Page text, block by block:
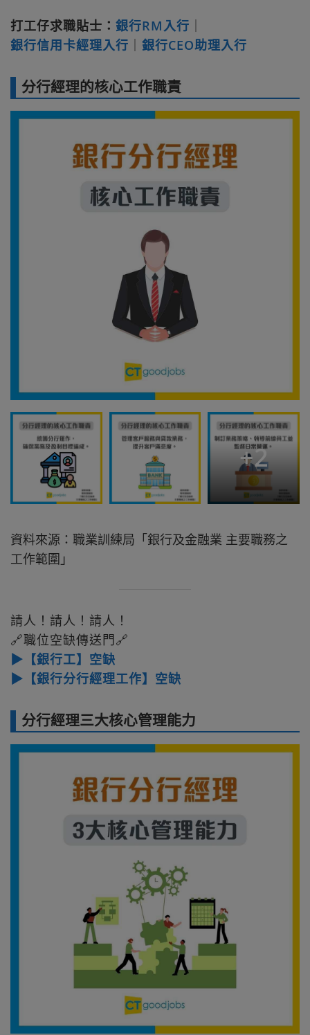
打工仔求職貼士： 銀行RM入行
銀行信用卡經理入行
銀行CEO助理入行
分行經理的核心工作職責
+2
資料來源：職業訓練局「銀行及金融業 主要職務之
工作範圍」
請人！請人！請人！
🔗職位空缺傳送門🔗
▶【銀行工】空缺
▶【銀行分行經理工作】空缺
分行經理三大核心管理能力